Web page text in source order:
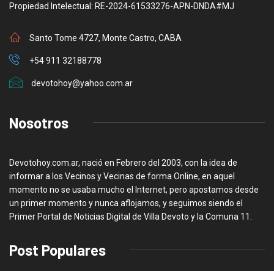
Propiedad Intelectual: RE-2024-61533276-APN-DNDA#MJ
Santo Tome 4727, Monte Castro, CABA
+54 911 32188778
devotohoy@yahoo.com.ar
Nosotros
Devotohoy.com.ar, nació en Febrero del 2003, con la idea de
informar a los Vecinos y Vecinas de forma Online, en aquel
momento no se usaba mucho el Internet, pero apostamos desde
un primer momento y nunca aflojamos, y seguimos siendo el
Primer Portal de Noticias Digital de Villa Devoto y la Comuna 11.
Post Populares